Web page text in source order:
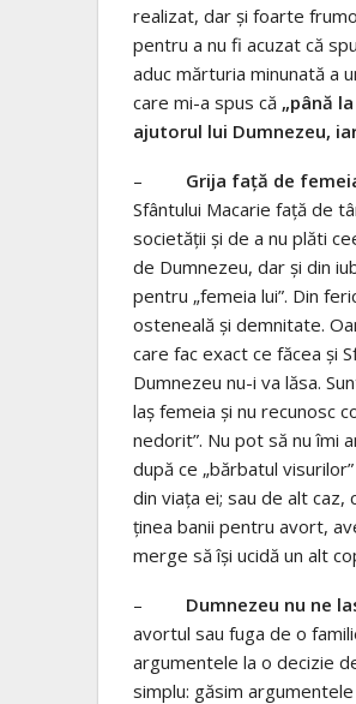
realizat, dar și foarte
pentru a nu fi acuzat că
aduc mărturia minunată a
care mi-a spus că „până
ajutorul lui Dumnezeu,
– Grija față de
Sfântului Macarie față de
societății și de a nu plăti
de Dumnezeu, dar și din
pentru „femeia lui”. Din
osteneală și demnitate.
care fac exact ce făcea și
Dumnezeu nu-i va lăsa.
laș femeia și nu recunosc
nedorit”. Nu pot să nu îmi
după ce „bărbatul
din viața ei; sau de alt caz,
ținea banii pentru avort,
merge să își ucidă un alt
– Dumnezeu nu ne
avortul sau fuga de o
argumentele la o decizie
simplu: găsim